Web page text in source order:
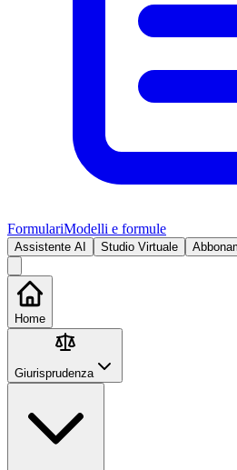
FormulariModelli e formule
Assistente AI Studio Virtuale
Home
Giurisprudenza